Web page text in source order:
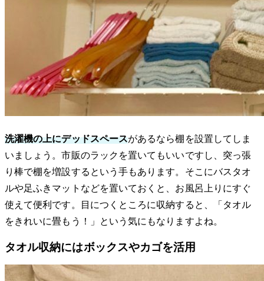
洗濯機の上にデッドスペースがあるなら棚を設置してしま
いましょう。市販のラックを置いてもいいですし、突っ張
り棒で棚を増設するという手もあります。そこにバスタオ
ルや足ふきマットなどを置いておくと、お風呂上りにすぐ
使えて便利です。目につくところに収納すると、「タオル
をきれいに畳もう！」という気にもなりますよね。
タオル収納にはボックスやカゴを活用